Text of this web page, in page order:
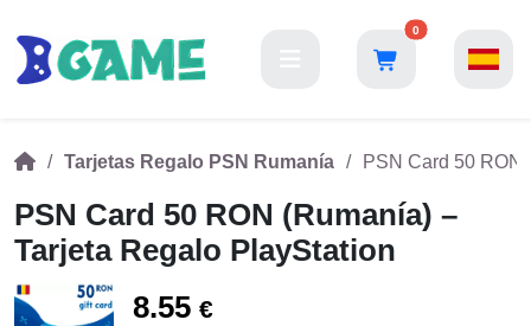
0
Tarjetas Regalo PSN Rumanía PSN Card 50 RON
PSN Card 50 RON (Rumanía) –
Tarjeta Regalo PlayStation
8.55 €